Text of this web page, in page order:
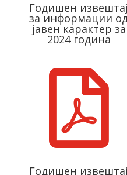
Годишен извештај
за информации
јавен карактер за
2024 година

Годишен извештај